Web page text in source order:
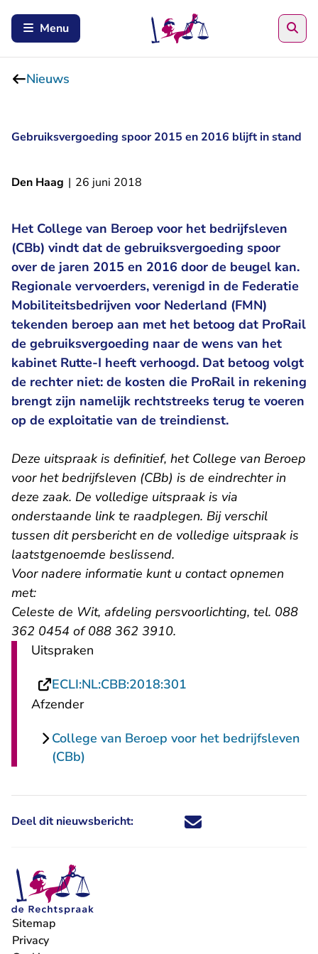
Menu
Nieuws
Gebruiksvergoeding spoor 2015 en 2016 blijft in stand
Den Haag | 26 juni 2018
Het College van Beroep voor het bedrijfsleven
(CBb) vindt dat de gebruiksvergoeding spoor
over de jaren 2015 en 2016 door de beugel kan.
Regionale vervoerders, verenigd in de Federatie
Mobiliteitsbedrijven voor Nederland (FMN)
tekenden beroep aan met het betoog dat ProRail
de gebruiksvergoeding naar de wens van het
kabinet Rutte-I heeft verhoogd. Dat betoog volgt
de rechter niet: de kosten die ProRail in rekening
brengt zijn namelijk rechtstreeks terug te voeren
op de exploitatie van de treindienst.
Deze uitspraak is definitief, het College van Beroep
voor het bedrijfsleven (CBb) is de eindrechter in
deze zaak. De volledige uitspraak is via
onderstaande link te raadplegen. Bij verschil
tussen dit persbericht en de volledige uitspraak is
laatstgenoemde beslissend.
Voor nadere informatie kunt u contact opnemen
met:
Celeste de Wit, afdeling persvoorlichting, tel. 088
362 0454 of 088 362 3910.
Uitspraken
ECLI:NL:CBB:2018:301
Afzender
College van Beroep voor het bedrijfsleven
(CBb)
Deel dit nieuwsbericht: Deel dit nieuwsbericht via X -
Deel dit nieuwsbericht via
Deel dit nieuwsbericht
Deel dit
Sitemap
Privacy